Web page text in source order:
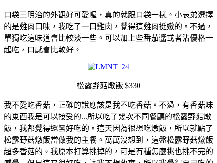
口袋三明治的外觀好可愛喔，真的就跟口袋一樣。小表弟選擇
的是雞肉口味，我吃了一口雞肉，覺得這雞肉挺嫩的。不過，
單獨吃這味道會比較淡一些。可以加上些番茄醬或者沾優格一
起吃，口感會比較好。
松露野菇燉飯 $330
我不愛吃香菇，正確的說應該是我不吃香菇。不過，有香菇味
的東西我是可以接受的...所以吃了幾次不同餐廳的松露野菇燉
飯，我都覺得還蠻好吃的。這天因為很想吃燉飯，所以就點了
松露野菇燉飯當做我的主餐。萬萬沒想到，這盤松露野菇燉飯
超多香菇的。我原本打算挑掉的，可是有種怎麼挑也挑不完的